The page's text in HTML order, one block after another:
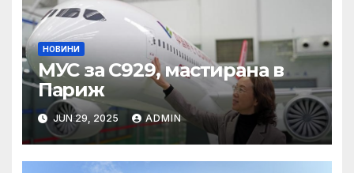
НОВИНИ
МУС за C929, мастирана в
Париж
JUN 29, 2025 ADMIN